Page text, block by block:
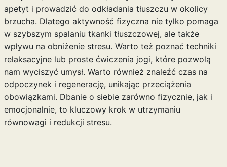
apetyt i prowadzić do odkładania tłuszczu w okolicy
brzucha. Dlatego aktywność fizyczna nie tylko pomaga
w szybszym spalaniu tkanki tłuszczowej, ale także
wpływu na obniżenie stresu. Warto też poznać techniki
relaksacyjne lub proste ćwiczenia jogi, które pozwolą
nam wyciszyć umysł. Warto również znaleźć czas na
odpoczynek i regenerację, unikając przeciążenia
obowiązkami. Dbanie o siebie zarówno fizycznie, jak i
emocjonalnie, to kluczowy krok w utrzymaniu
równowagi i redukcji stresu.